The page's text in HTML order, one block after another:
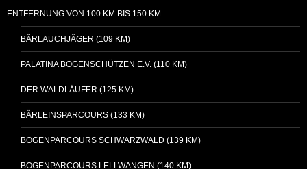
ENTFERNUNG VON 100 KM BIS 150 KM
BÄRLAUCHJÄGER (109 KM)
PALATINA BOGENSCHÜTZEN E.V. (110 KM)
DER WALDLÄUFER (125 KM)
BÄRLEINSPARCOURS (133 KM)
BOGENPARCOURS SCHWARZWALD (139 KM)
BOGENPARCOURS LELLWANGEN (140 KM)